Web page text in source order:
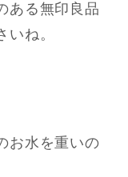
ある無印良品
ね。
お水を重いの